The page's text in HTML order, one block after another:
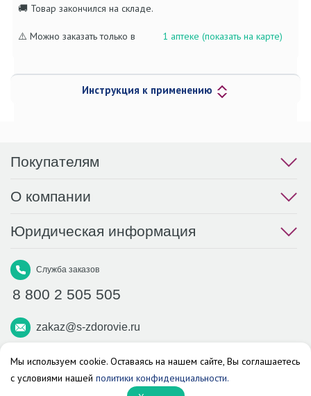
🚚 Товар закончился на складе.
⚠️ Можно заказать только в 1 аптеке (показать на карте)
Инструкция к применению
Покупателям
О компании
Юридическая информация
Служба заказов
8 800 2 505 505
zakaz@s-zdorovie.ru
Макс Вконтакте Телеграм
Аптека «Здоровье»
Мы используем cookie. Оставаясь на нашем сайте, Вы соглашаетесь
с условиями нашей политики конфиденциальности.